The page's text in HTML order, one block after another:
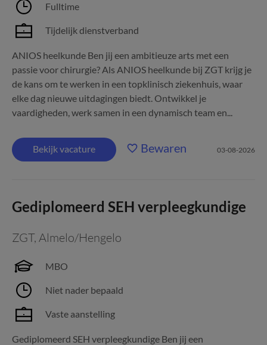
Fulltime
Tijdelijk dienstverband
ANIOS heelkunde Ben jij een ambitieuze arts met een
passie voor chirurgie? Als ANIOS heelkunde bij ZGT krijg je
de kans om te werken in een topklinisch ziekenhuis, waar
elke dag nieuwe uitdagingen biedt. Ontwikkel je
vaardigheden, werk samen in een dynamisch team en...
Bekijk vacature Bewaren 03-08-2026
Gediplomeerd SEH verpleegkundige
ZGT, Almelo/Hengelo
MBO
Niet nader bepaald
Vaste aanstelling
Gediplomeerd SEH verpleegkundige Ben jij een